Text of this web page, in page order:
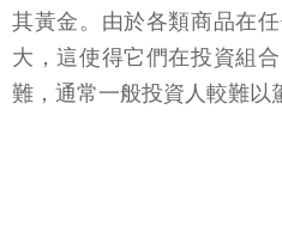
其黃金。由於各類商品在
大，這使得它們在投資組
難，通常一般投資人較難以